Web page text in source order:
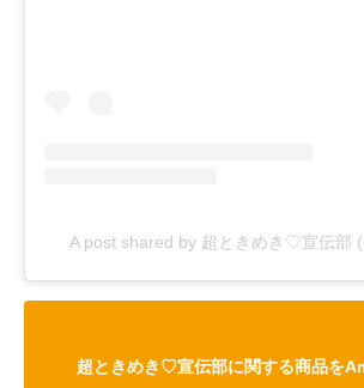
A post shared by 超ときめき♡宣伝部
超ときめき♡宣伝部に関する商品を